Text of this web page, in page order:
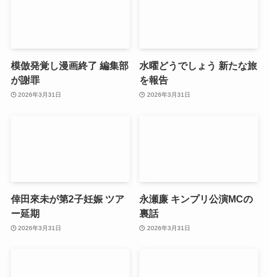
模倣発覚し漫画終了 編集部
が謝罪
2026年3月31日
水曜どうでしょう 新たな旅
を報告
2026年3月31日
倖田來未が第2子妊娠 ツア
ー延期
2026年3月31日
永瀬廉 キンプリ公演MCの
裏話
2026年3月31日